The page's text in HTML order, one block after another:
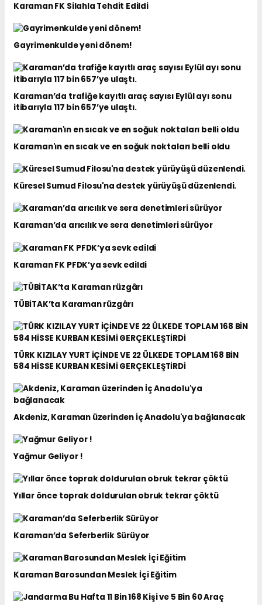
Karaman FK Silahla Tehdit Edildi
Gayrimenkulde yeni dönem!
Karaman’da trafiğe kayıtlı araç sayısı Eylül ayı sonu
itibarıyla 117 bin 657’ye ulaştı.
Karaman'ın en sıcak ve en soğuk noktaları belli oldu
Küresel Sumud Filosu'na destek yürüyüşü düzenlendi.
Karaman’da arıcılık ve sera denetimleri sürüyor
Karaman FK PFDK’ya sevk edildi
TÜBİTAK’ta Karaman rüzgârı
TÜRK KIZILAY YURT İÇİNDE VE 22 ÜLKEDE TOPLAM 168 BİN
584 HİSSE KURBAN KESİMİ GERÇEKLEŞTİRDİ
Akdeniz, Karaman üzerinden İç Anadolu'ya bağlanacak
Yağmur Geliyor !
Yıllar önce toprak doldurulan obruk tekrar çöktü
Karaman’da Seferberlik Sürüyor
Karaman Barosundan Meslek İçi Eğitim